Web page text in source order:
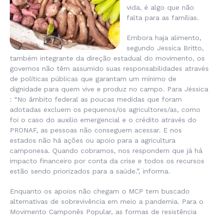
vida, é algo que não
falta para as famílias.
Embora haja alimento,
segundo Jessica Britto,
também integrante da direção estadual do movimento, os
governos não têm assumido suas responsabilidades através
de políticas públicas que garantam um mínimo de
dignidade para quem vive e produz no campo. Para Jéssica
: “No âmbito federal as poucas medidas que foram
adotadas excluem os pequenos/os agricultores/as, como
foi o caso do auxilio emergencial e o crédito através do
PRONAF, as pessoas não conseguem acessar. E nos
estados não há ações ou apoio para a agricultura
camponesa. Quando cobramos, nos respondem que já há
impacto financeiro por conta da crise e todos os recursos
estão sendo priorizados para a saúde.”, informa.
Enquanto os apoios não chegam o MCP tem buscado
alternativas de sobrevivência em meio a pandemia. Para o
Movimento Camponês Popular, as formas de resistência